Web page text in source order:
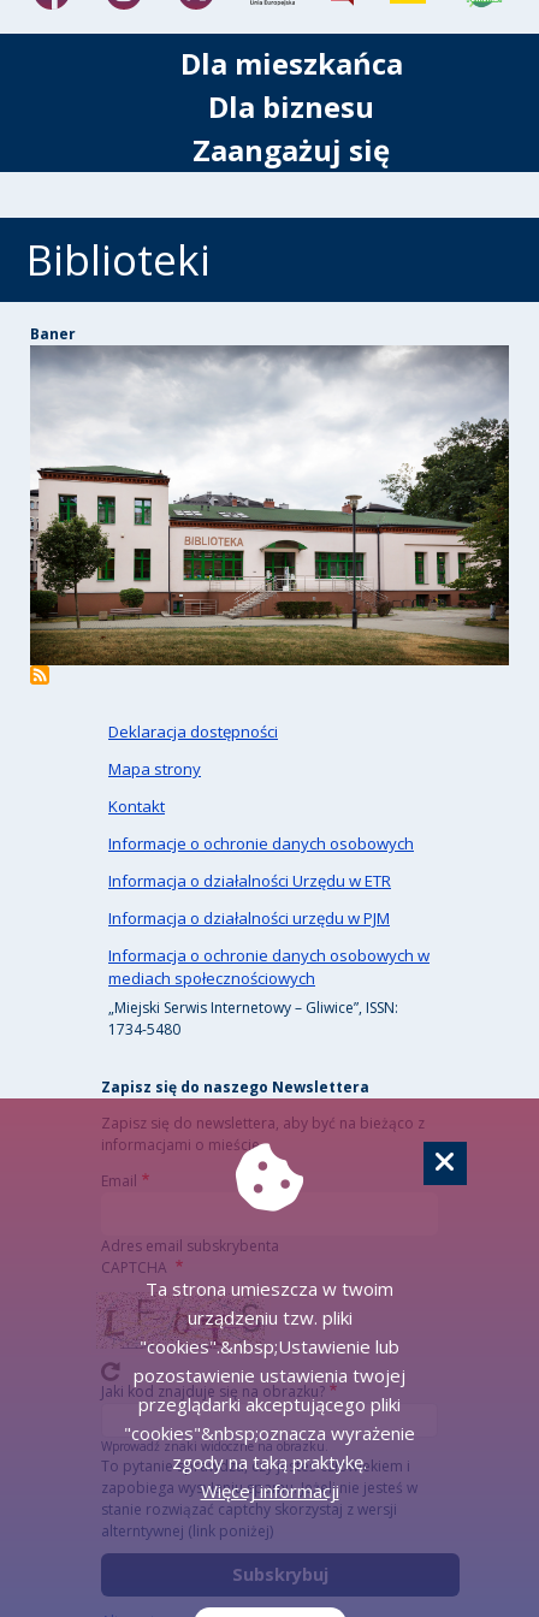
Dla mieszkańca
Dla biznesu
Zaangażuj się
Biblioteki
Baner
Deklaracja dostępności
Mapa strony
Kontakt
Informacje o ochronie danych osobowych
Informacja o działalności Urzędu w ETR
Informacja o działalności urzędu w PJM
Informacja o ochronie danych osobowych w
mediach społecznościowych
„Miejski Serwis Internetowy – Gliwice”, ISSN:
1734-5480
Zapisz się do naszego Newslettera
Zapisz się do newslettera, aby być na bieżąco z
informacjami o mieście.
Email
Adres email subskrybenta
CAPTCHA
Jaki kod znajduje się na obrazku?
Wprowadź znaki widoczne na obrazku.
To pytanie sprawdza, czy jesteś człowiekiem i
zapobiega wysyłaniu spamu. Jeżeli nie jesteś w
stanie rozwiązać captchy skorzystaj z wersji
alterntywnej (link poniżej)
Ta strona umieszcza w twoim
urządzeniu tzw. pliki
"cookies".&nbsp;Ustawienie lub
pozostawienie ustawienia twojej
przeglądarki akceptującego pliki
"cookies"&nbsp;oznacza wyrażenie
zgody na taką praktykę.
Więcej informacji